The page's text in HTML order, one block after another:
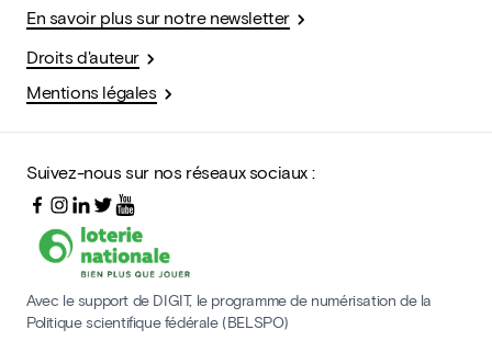
En savoir plus sur notre newsletter
Droits d'auteur
Mentions légales
Suivez-nous sur nos réseaux sociaux :
Avec le support de DIGIT, le programme de numérisation de la
Politique scientifique fédérale (BELSPO)